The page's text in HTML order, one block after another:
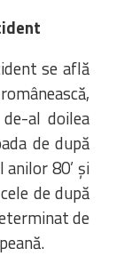
se află
al doilea
de după
80’ și
de după
de